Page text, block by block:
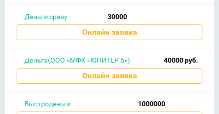
Деньги сразу 30000
Онлайн заявка
Деньга(ООО «МФК «ЮПИТЕР 6») 40000 руб.
Онлайн заявка
Быстроденьги 1000000